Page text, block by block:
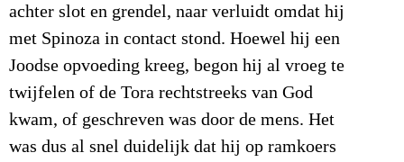
achter slot en grendel, naar verluidt omdat hij
met Spinoza in contact stond. Hoewel hij een
Joodse opvoeding kreeg, begon hij al vroeg te
twijfelen of de Tora rechtstreeks van God
kwam, of geschreven was door de mens. Het
was dus al snel duidelijk dat hij op ramkoers